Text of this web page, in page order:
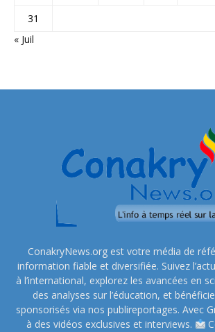
31
« Juil
ConakryNews.org est votre média de
information fiable et diversifiée. Suivez
à l’international, explorez les avancées en
des analyses sur l’éducation, et
sponsorisés via nos publireportages. Avec
à des vidéos exclusives et interviews.